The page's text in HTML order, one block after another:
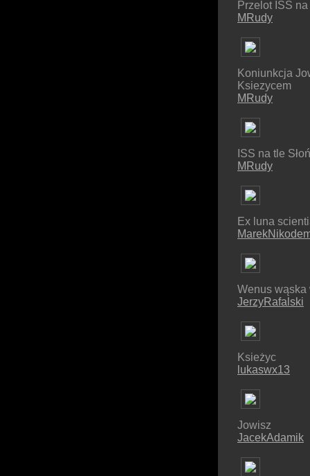
Przelot ISS
MRudy
Koniunkcja
Ksiezycem
MRudy
ISS na tle
MRudy
Ex luna
Wenus wąska
JerzyRafalski
Ksieżyc
lukaswx13
Jowisz
JacekAdamik